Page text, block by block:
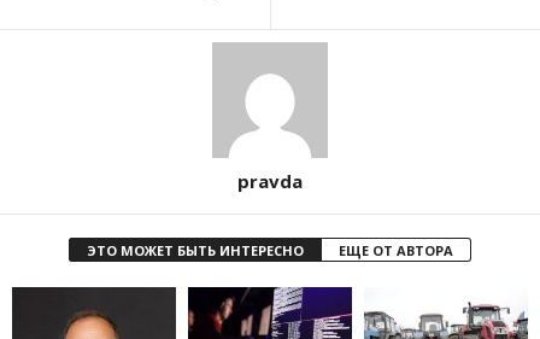
pravda
ЭТО МОЖЕТ БЫТЬ ИНТЕРЕСНО ЕЩЕ ОТ АВТОРА